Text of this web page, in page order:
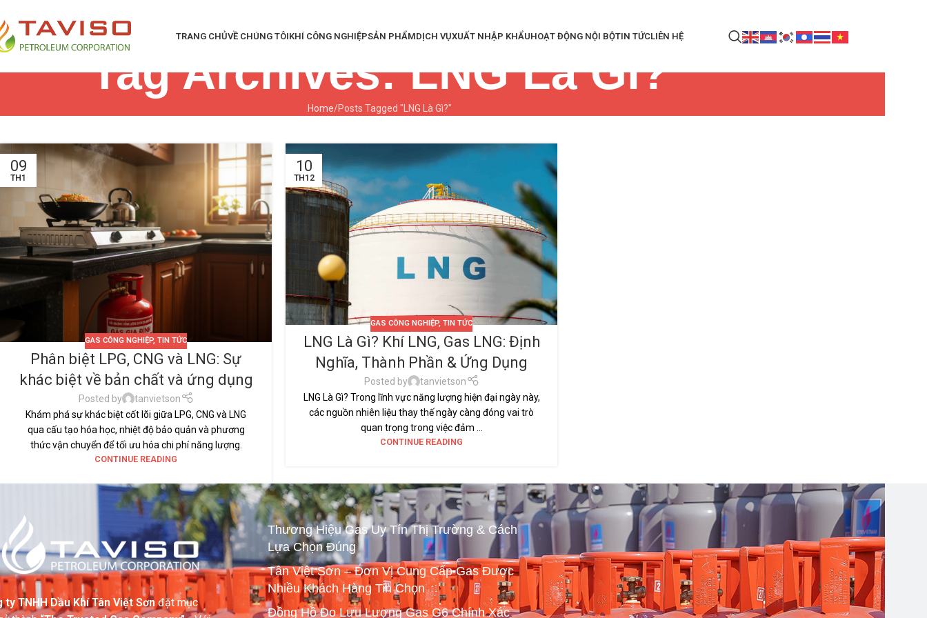
TRANG CHỦVỀ CHÚNG TÔIKHÍ CÔNG NGHIỆPSẢN PHẨMDỊCH VỤXUẤT NHẬP KHẨUHOẠT ĐỘNG NỘI BỘTIN TỨCLIÊN HỆ
Tag Archives: LNG Là Gì?
Home Posts Tagged "LNG Là Gì?"
09
TH1
GAS CÔNG NGHIỆP, TIN TỨC
Phân biệt LPG, CNG và LNG: Sự
khác biệt về bản chất và ứng dụng
Posted by
tanvietson
Khám phá sự khác biệt cốt lõi giữa LPG, CNG và LNG
qua cấu tạo hóa học, nhiệt độ bảo quản và phương
thức vận chuyển để tối ưu hóa chi phí năng lượng.
CONTINUE READING
10
TH12
GAS CÔNG NGHIỆP, TIN TỨC
LNG Là Gì? Khí LNG, Gas LNG: Định
Nghĩa, Thành Phần & Ứng Dụng
Posted by
tanvietson
LNG Là Gì? Trong lĩnh vực năng lượng hiện đại ngày này,
các nguồn nhiên liệu thay thế ngày càng đóng vai trò
quan trọng trong việc đảm ...
CONTINUE READING
ty TNHH Dầu Khí Tân Việt Sơnđặt mục
Thương Hiệu Gas Uy Tín Thị Trường & Cách
Lựa Chọn Đúng
Tân Việt Sơn – Đơn Vị Cung Cấp Gas Được
Nhiều Khách Hàng Tin Chọn
Đồng Hồ Đo Lưu Lượng Gas G6 Chính Xác